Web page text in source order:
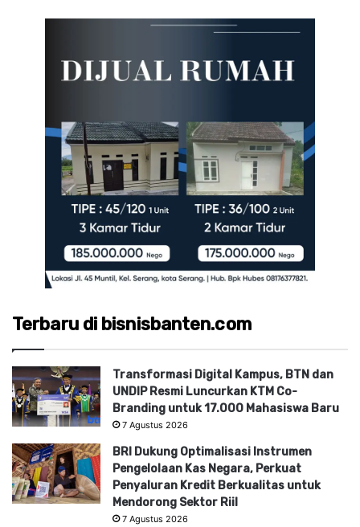
Terbaru di bisnisbanten.com
Transformasi Digital Kampus, BTN dan
UNDIP Resmi Luncurkan KTM Co-
Branding untuk 17.000 Mahasiswa Baru
7 Agustus 2026
BRI Dukung Optimalisasi Instrumen
Pengelolaan Kas Negara, Perkuat
Penyaluran Kredit Berkualitas untuk
Mendorong Sektor Riil
7 Agustus 2026